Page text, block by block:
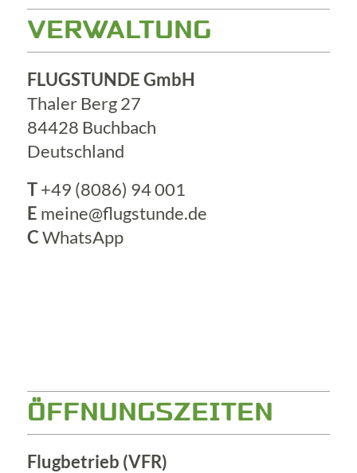
VERWALTUNG
FLUGSTUNDE GmbH
Thaler Berg 27
84428 Buchbach
Deutschland
T +49 (8086) 94 001
E meine@flugstunde.de
CWhatsApp
ÖFFNUNGSZEITEN
Flugbetrieb (VFR)